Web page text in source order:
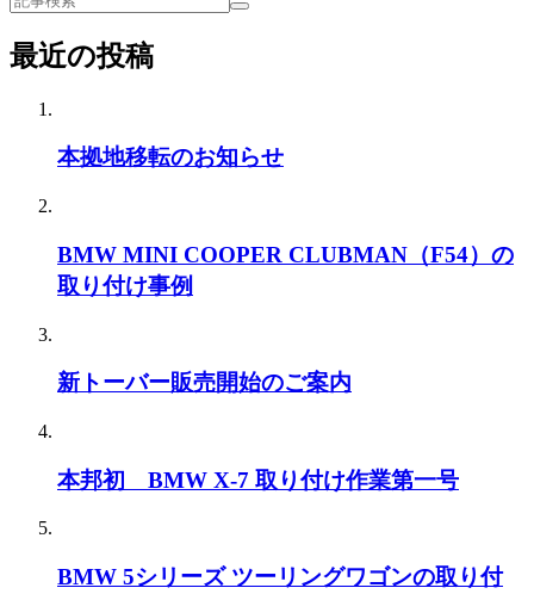
最近の投稿
本拠地移転のお知らせ
BMW MINI COOPER CLUBMAN（F54）の
取り付け事例
新トーバー販売開始のご案内
本邦初 BMW X-7 取り付け作業第一号
BMW 5シリーズ ツーリングワゴンの取り付